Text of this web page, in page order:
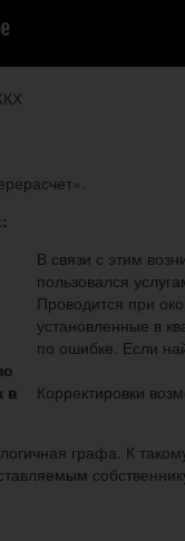
В связи с этим
пользовался
Проводится при
установленные в
по ошибке. Если
в
Корректировки
графа. К